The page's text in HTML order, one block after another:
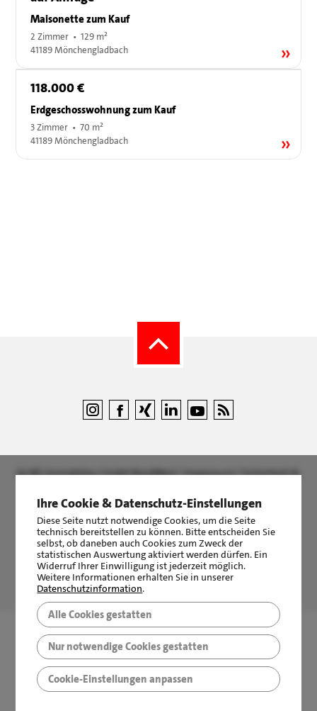
Maisonette zum Kauf
2 Zimmer • 129 m²
41189 Mönchengladbach
118.000 €
Erdgeschosswohnung zum Kauf
3 Zimmer • 70 m²
41189 Mönchengladbach
©LBS Immobilien GmbH NordWest|Impressum|Sicherheit &
LBS Immobilien GmbH NordWest hat4,87von5
|2511Bewertungen auf ProvenExpert.com
Ihre Cookie & Datenschutz-Einstellungen
Diese Seite nutzt notwendige Cookies, um die Seite
technisch bereitstellen zu können. Bitte entscheiden Sie
selbst, ob daneben auch Cookies zum Zweck der
statistischen Auswertung aktiviert werden dürfen. Ein
Widerruf Ihrer Einwilligung ist jederzeit möglich.
Weitere Informationen erhalten Sie in unserer
Datenschutzinformation.
Alle Cookies gestatten
Nur notwendige Cookies gestatten
Cookie-Einstellungen anpassen